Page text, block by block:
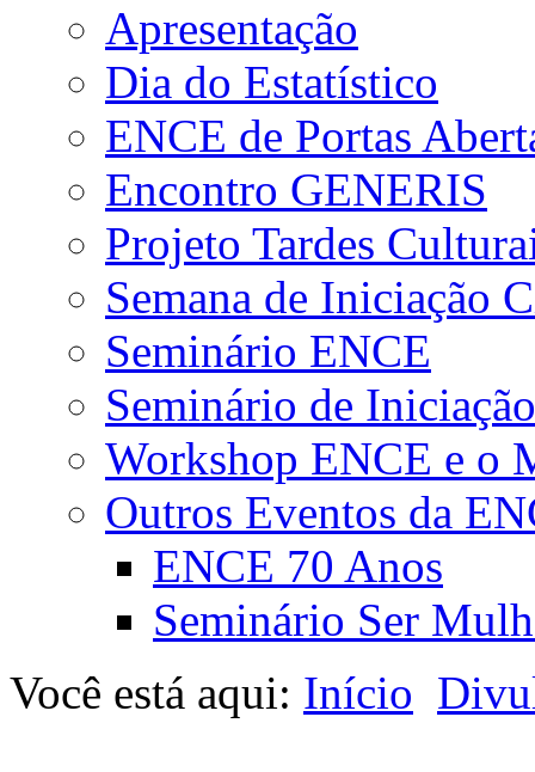
Apresentação
Dia do Estatístico
ENCE de Portas
Encontro GENERIS
Projeto Tardes
Semana de Iniciação
Seminário ENCE
Seminário de
Workshop ENCE e o
Outros Eventos da
ENCE 70 Anos
Seminário Ser
Você está aqui: Início